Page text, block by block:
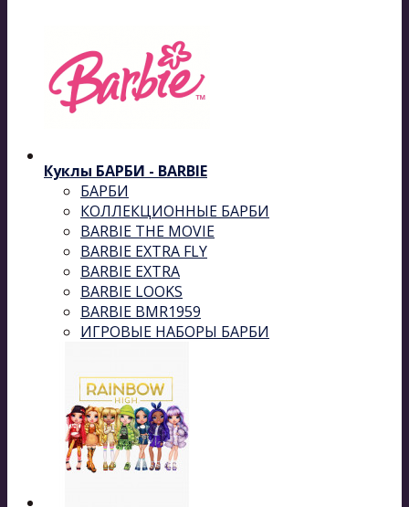
Куклы БАРБИ - BARBIE
БАРБИ
КОЛЛЕКЦИОННЫЕ БАРБИ
BARBIE THE MOVIE
BARBIE EXTRA FLY
BARBIE EXTRA
BARBIE LOOKS
BARBIE BMR1959
ИГРОВЫЕ НАБОРЫ БАРБИ